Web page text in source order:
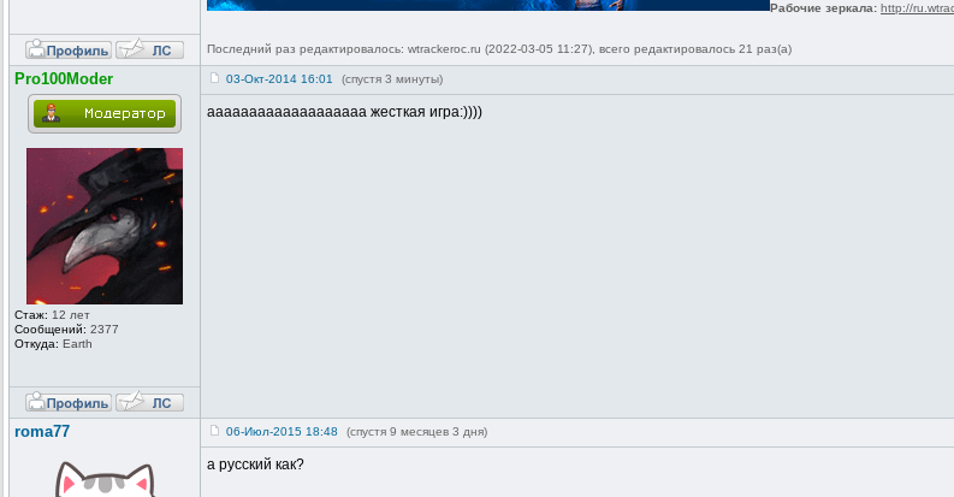
Рабочие зеркала: http://
Последний раз редактировалось: wtrackeroc.ru (2022-03-05 11:27), всего редактировалось 21 раз(а)
Pro100Moder
Стаж: 12 лет
Сообщений: 2377
Откуда: Earth
03-Окт-2014 16:01 (спустя 3 минуты)
ааааааааааааааааааа жесткая игра:))))
roma77 06-Июл-2015 18:48 (спустя 9 месяцев 3 дня)
а русский как?